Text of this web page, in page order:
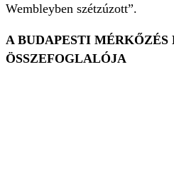
Wembleyben szétzúzott”.
A BUDAPESTI MÉRKŐZÉS
ÖSSZEFOGLALÓJA